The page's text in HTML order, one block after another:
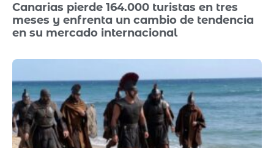
Canarias pierde 164.000 turistas en tres
meses y enfrenta un cambio de tendencia
en su mercado internacional